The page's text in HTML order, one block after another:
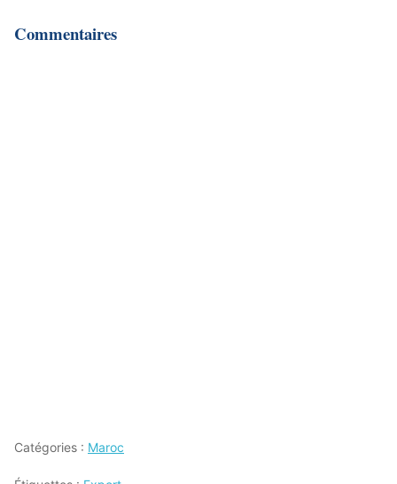
Commentaires
Catégories : Maroc